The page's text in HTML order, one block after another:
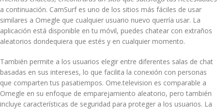
a continuación. CamSurf es uno de los sitios más fáciles de usar
similares a Omegle que cualquier usuario nuevo querría usar. La
aplicación está disponible en tu móvil, puedes chatear con extraños
aleatorios dondequiera que estés y en cualquier momento.
También permite a los usuarios elegir entre diferentes salas de chat
basadas en sus intereses, lo que facilita la conexión con personas
que comparten tus pasatiempos. Ome.television es comparable a
Omegle en su enfoque de emparejamiento aleatorio, pero también
incluye características de seguridad para proteger a los usuarios. La